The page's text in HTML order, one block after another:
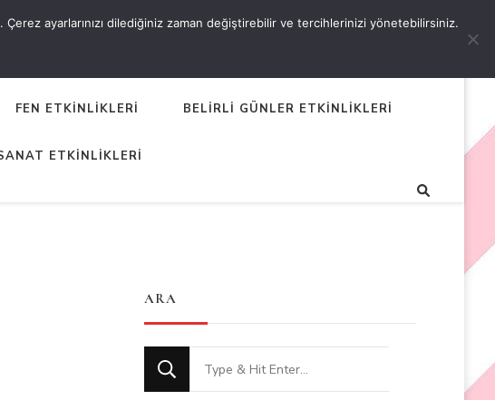
FEN ETKİNLİKLERİ BELİRLİ GÜNLER ETKİNLİKLERİ
ETKİNLİKLERİ
ARA
Looking
for
ayarlarınızı dilediğiniz zaman değiştirebilir ve tercihlerinizi yönetebilirsiniz.